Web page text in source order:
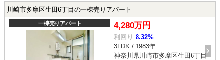
川崎市多摩区生田6丁目の一棟売りアパート
一棟売りアパート 4,280万円
利回り 8.32%
3LDK / 1983年
神奈川県川崎市多摩区生田6丁目